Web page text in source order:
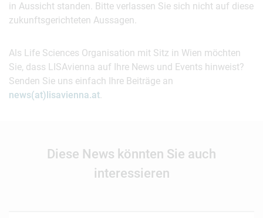
in Aussicht standen. Bitte verlassen Sie sich nicht auf diese
zukunftsgerichteten Aussagen.
Als Life Sciences Organisation mit Sitz in Wien möchten
Sie, dass LISAvienna auf Ihre News und Events hinweist?
Senden Sie uns einfach Ihre Beiträge an
news(at)lisavienna.at.
Diese News könnten Sie auch
interessieren